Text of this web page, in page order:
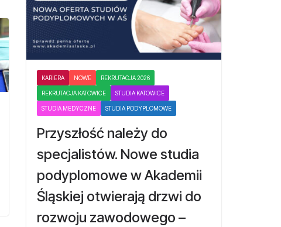
KARIERA NOWE REKRUTACJA 2026
REKRUTACJA KATOWICE STUDIA KATOWICE
STUDIA MEDYCZNE STUDIA PODYPLOMOWE
Przyszłość należy do
specjalistów. Nowe studia
podyplomowe w Akademii
Śląskiej otwierają drzwi do
rozwoju zawodowego –